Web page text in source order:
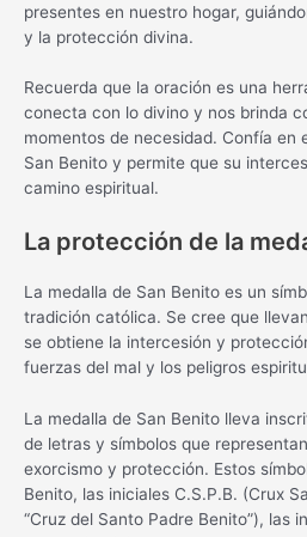
presentes en nuestro hogar,
y la protección divina.
Recuerda que la oración es una
conecta con lo divino y nos brinda
momentos de necesidad. Confía en
San Benito y permite que su
camino espiritual.
La protección de la
La medalla de San Benito es un
tradición católica. Se cree que
se obtiene la intercesión y
fuerzas del mal y los peligros
La medalla de San Benito lleva
de letras y símbolos que
exorcismo y protección. Estos
Benito, las iniciales C.S.P.B. (Crux
“Cruz del Santo Padre Benito”), las